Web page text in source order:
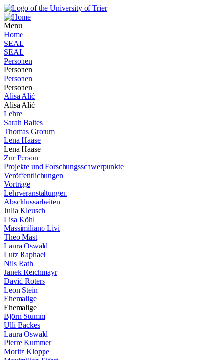
Menu
Home
SEAL
SEAL
Personen
Personen
Personen
Personen
Alisa Alić
Alisa Alić
Lehre
Sarah Baltes
Thomas Grotum
Lena Haase
Lena Haase
Zur Person
Projekte und Forschungsschwerpunkte
Veröffentlichungen
Vorträge
Lehrveranstaltungen
Abschlussarbeiten
Julia Kleusch
Lisa Köhl
Massimiliano Livi
Theo Mast
Laura Oswald
Lutz Raphael
Nils Rath
Janek Reichmayr
David Roters
Leon Stein
Ehemalige
Ehemalige
Björn Stumm
Ulli Backes
Laura Oswald
Pierre Kummer
Moritz Kloppe